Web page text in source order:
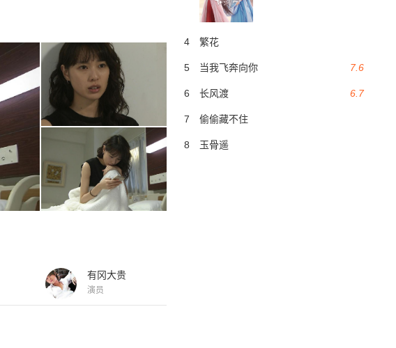
4 繁花
7.6
5 当我飞奔向你
6.7
6 长风渡
7 偷偷藏不住
8 玉骨遥
有冈大贵
演员